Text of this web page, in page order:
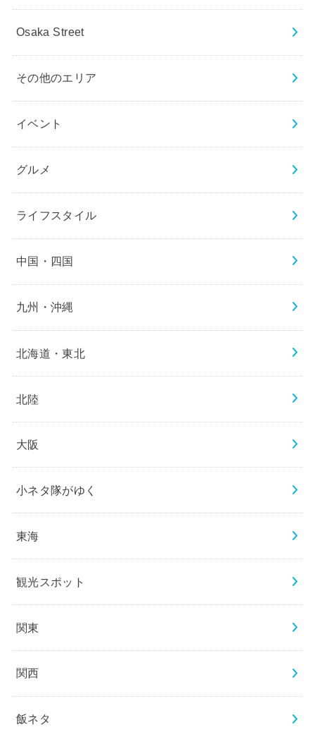
Osaka Street
その他のエリア
イベント
グルメ
ライフスタイル
中国・四国
九州・沖縄
北海道・東北
北陸
大阪
小ネタ隊がゆく
東海
観光スポット
関東
関西
飯ネタ